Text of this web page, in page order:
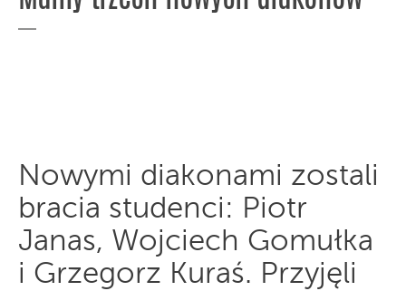
Nowymi diakonami zostali
bracia studenci: Piotr
Janas, Wojciech Gomułka
i Grzegorz Kuraś. Przyjęli